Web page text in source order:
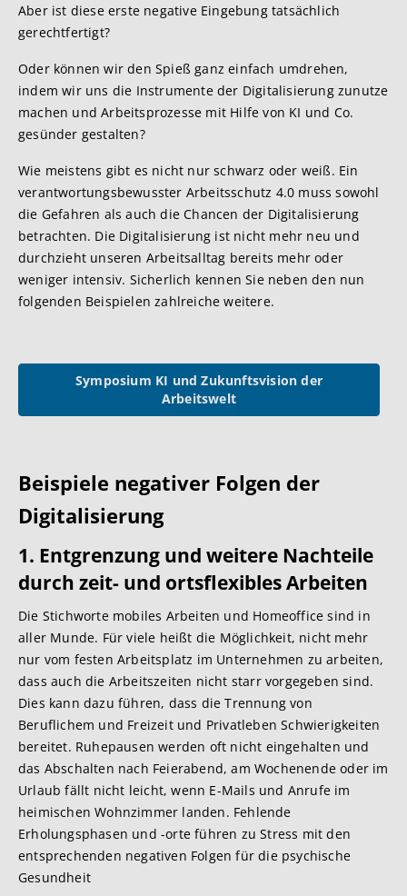
Aber ist diese erste negative Eingebung tatsächlich
gerechtfertigt?
Oder können wir den Spieß ganz einfach umdrehen,
indem wir uns die Instrumente der Digitalisierung zunutze
machen und Arbeitsprozesse mit Hilfe von KI und Co.
gesünder gestalten?
Wie meistens gibt es nicht nur schwarz oder weiß. Ein
verantwortungsbewusster Arbeitsschutz 4.0 muss sowohl
die Gefahren als auch die Chancen der Digitalisierung
betrachten. Die Digitalisierung ist nicht mehr neu und
durchzieht unseren Arbeitsalltag bereits mehr oder
weniger intensiv. Sicherlich kennen Sie neben den nun
folgenden Beispielen zahlreiche weitere.
Symposium KI und Zukunftsvision der
Arbeitswelt
Beispiele negativer Folgen der
Digitalisierung
1. Entgrenzung und weitere Nachteile
durch zeit- und ortsflexibles Arbeiten
Die Stichworte mobiles Arbeiten und Homeoffice sind in
aller Munde. Für viele heißt die Möglichkeit, nicht mehr
nur vom festen Arbeitsplatz im Unternehmen zu arbeiten,
dass auch die Arbeitszeiten nicht starr vorgegeben sind.
Dies kann dazu führen, dass die Trennung von
Beruflichem und Freizeit und Privatleben Schwierigkeiten
bereitet. Ruhepausen werden oft nicht eingehalten und
das Abschalten nach Feierabend, am Wochenende oder im
Urlaub fällt nicht leicht, wenn E-Mails und Anrufe im
heimischen Wohnzimmer landen. Fehlende
Erholungsphasen und -orte führen zu Stress mit den
entsprechenden negativen Folgen für die psychische
Gesundheit